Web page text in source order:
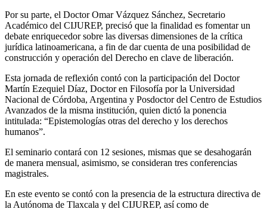
Por su parte, el Doctor Omar Vázquez Sánchez, Secretario
Académico del CIJUREP, precisó que la finalidad es fomentar un
debate enriquecedor sobre las diversas dimensiones de la crítica
jurídica latinoamericana, a fin de dar cuenta de una posibilidad de
construcción y operación del Derecho en clave de liberación.
Esta jornada de reflexión contó con la participación del Doctor
Martín Ezequiel Díaz, Doctor en Filosofía por la Universidad
Nacional de Córdoba, Argentina y Posdoctor del Centro de Estudios
Avanzados de la misma institución, quien dictó la ponencia
intitulada: “Epistemologías otras del derecho y los derechos
humanos”.
El seminario contará con 12 sesiones, mismas que se desahogarán
de manera mensual, asimismo, se consideran tres conferencias
magistrales.
En este evento se contó con la presencia de la estructura directiva de
la Autónoma de Tlaxcala y del CIJUREP, así como de